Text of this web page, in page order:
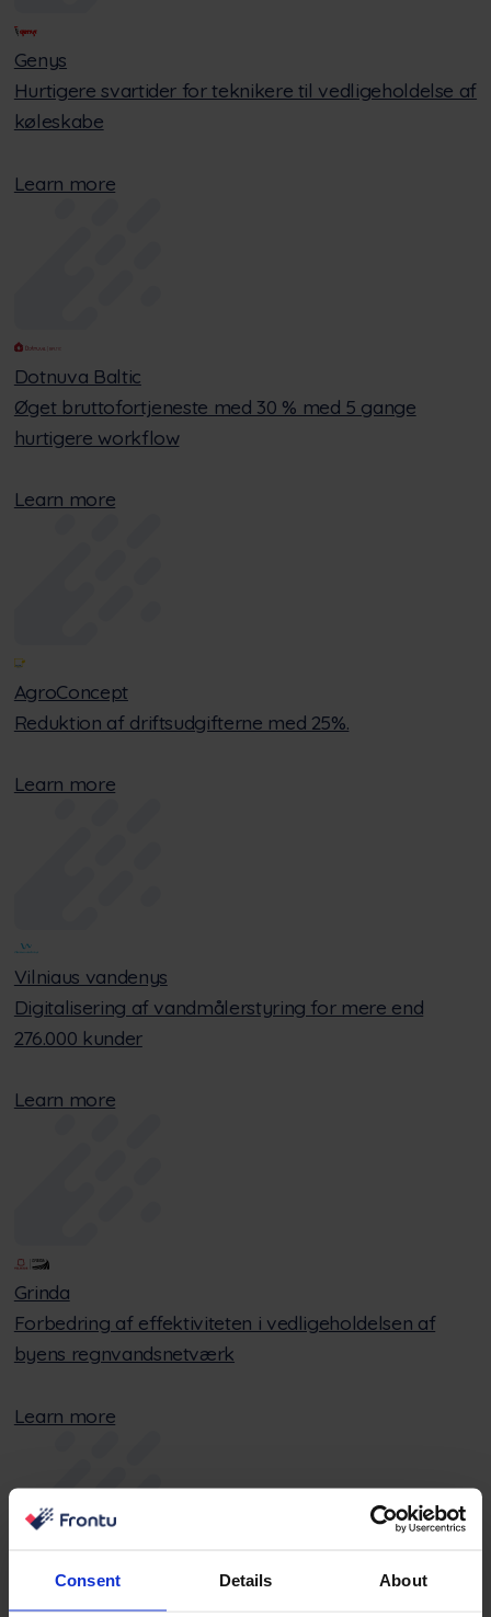
Consent Details About
Genys
Hurtigere svartider for teknikere til vedligeholdelse af
køleskabe
Learn more
Dotnuva Baltic
Øget bruttofortjeneste med 30 % med 5 gange
hurtigere workflow
Learn more
AgroConcept
Reduktion af driftsudgifterne med 25%.
Learn more
Vilniaus vandenys
Digitalisering af vandmålerstyring for mere end
276.000 kunder
Learn more
Grinda
Forbedring af effektiviteten i vedligeholdelsen af
byens regnvandsnetværk
Learn more
Alwark